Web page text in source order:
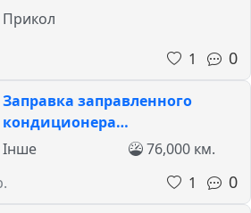
Прикол
1 0
Заправка заправленного
кондиционера…
Інше
76,000 км.
1
0